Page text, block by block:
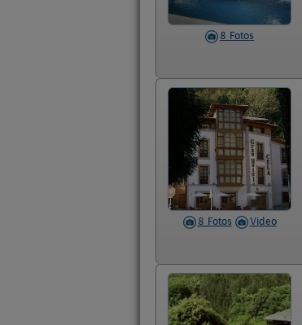
8 Fotos
8 Fotos Video